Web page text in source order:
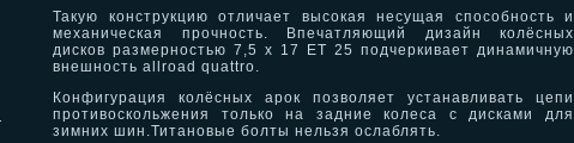
Такую конструкцию отличает высокая несущая способность и
механическая прочность. Впечатляющий дизайн колёсных
дисков размерностью 7,5 x 17 ET 25 подчеркивает динамичную
внешность allroad quattro.
Конфигурация колёсных арок позволяет устанавливать цепи
противоскольжения только на задние колеса с дисками для
зимних шин.Титановые болты нельзя ослаблять.